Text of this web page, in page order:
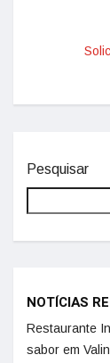
Pesquisar
NOTÍCIAS
Restaurante
sabor em